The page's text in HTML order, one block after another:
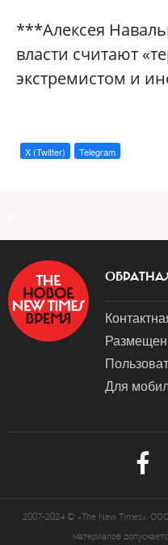
***Алексея
власти считают
экстремистом и
X (Twitter) Telegram
Для
2007-2024 © «The New Times».
материалов